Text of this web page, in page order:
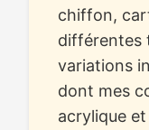
chiffon,
différentes
variations
dont mes
acrylique